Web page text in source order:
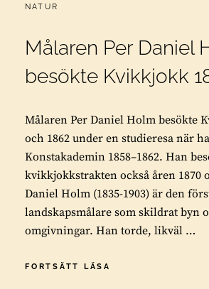
CATEGORIES:
NATUR
Målaren Per Daniel
besökte Kvikkjokk
Målaren Per Daniel Holm besökte
och 1862 under en studieresa när
Konstakademin 1858–1862. Han
kvikkjokkstrakten också åren 1870
Daniel Holm (1835-1903) är den
landskapsmålare som skildrat byn
omgivningar. Han torde, likväl …
FORTSÄTT LÄSA